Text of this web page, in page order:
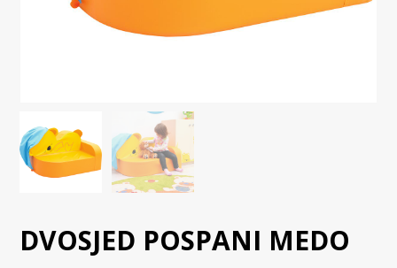
DVOSJED POSPANI MEDO